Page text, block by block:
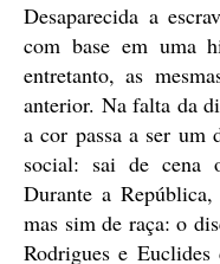
Desaparecida a
com base em uma
entretanto, as
anterior. Na falta da
a cor passa a ser um
social: sai de cena
Durante a
mas sim de raça: o
Rodrigues e